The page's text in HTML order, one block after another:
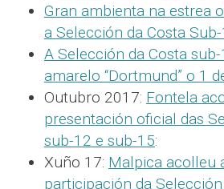
Gran ambienta na estrea
a Selección da Costa
A Selección da Costa
amarelo “Dortmund” o 1
Outubro 2017: Fontela
presentación oficial das
sub-12 e sub-15:
Xuño 17: Malpica acolleu
participación da